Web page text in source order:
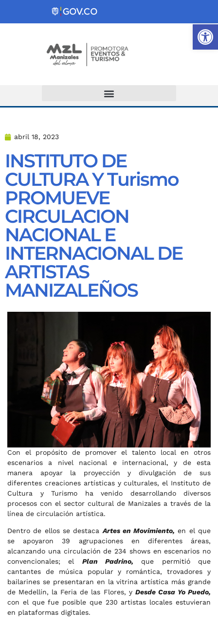
abril 18, 2023
INSTITUTO DE
CULTURA Y Turismo
PROMUEVE
CIRCULACION
NACIONAL E
INTERNACIONAL DE
ARTISTAS
MANIZALEÑOS
Con el propósito de promover el talento local en otros
escenarios a nivel nacional e internacional, y de esta
manera apoyar la proyección y divulgación de sus
diferentes creaciones artísticas y culturales, el Instituto de
Cultura y Turismo ha venido desarrollando diversos
procesos con el sector cultural de Manizales a través de la
línea de circulación artística.
Dentro de ellos se destaca Artes en Movimiento, en el que
se apoyaron 39 agrupaciones en diferentes áreas,
alcanzando una circulación de 234 shows en escenarios no
convencionales; el Plan Padrino, que permitió que
cantantes de música popular y romántica, trovadores y
bailarines se presentaran en la vitrina artística más grande
de Medellín, la Feria de las Flores, y Desde Casa Yo Puedo,
con el que fue posible que 230 artistas locales estuvieran
en plataformas digitales.